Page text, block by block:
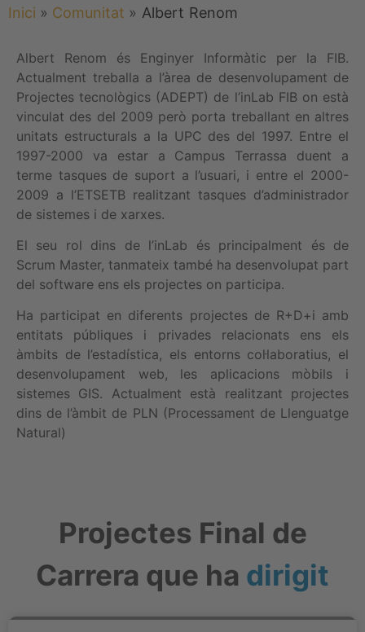
Inici » Comunitat » Albert Renom
Albert Renom és Enginyer Informàtic per la FIB.
Actualment treballa a l’àrea de desenvolupament de
Projectes tecnològics (ADEPT) de l’inLab FIB on està
vinculat des del 2009 però porta treballant en altres
unitats estructurals a la UPC des del 1997. Entre el
1997-2000 va estar a Campus Terrassa duent a
terme tasques de suport a l’usuari, i entre el 2000-
2009 a l’ETSETB realitzant tasques d’administrador
de sistemes i de xarxes.
El seu rol dins de l’inLab és principalment és de
Scrum Master, tanmateix també ha desenvolupat part
del software ens els projectes on participa.
Ha participat en diferents projectes de R+D+i amb
entitats públiques i privades relacionats ens els
àmbits de l’estadística, els entorns col·laboratius, el
desenvolupament web, les aplicacions mòbils i
sistemes GIS. Actualment està realitzant projectes
dins de l’àmbit de PLN (Processament de Llenguatge
Natural)
Projectes Final de
Carrera que ha dirigit